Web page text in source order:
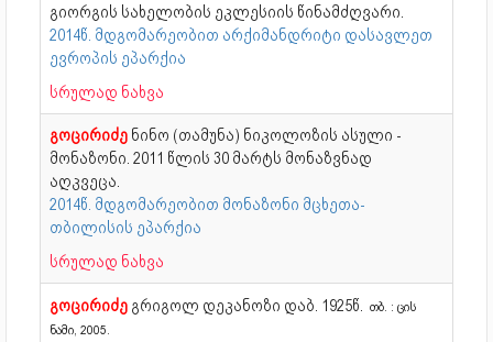
გიორგის სახელობის ეკლესიის წინამძღვარი.
2014წ. მდგომარეობით არქიმანდრიტი დასავლეთ
ევროპის ეპარქია
სრულად ნახვა
გოცირიძე ნინო (თამუნა) ნიკოლოზის ასული -
მონაზონი. 2011 წლის 30 მარტს მონაზვნად
აღკვეცა.
2014წ. მდგომარეობით მონაზონი მცხეთა-
თბილისის ეპარქია
სრულად ნახვა
გოცირიძე გრიგოლ დეკანოზი დაბ. 1925წ.
თბ. : ცის
ნამი, 2005.